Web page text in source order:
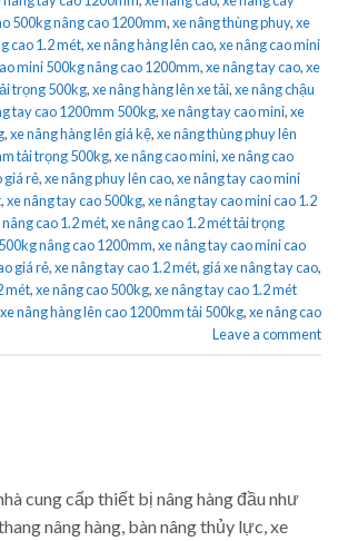
500kg nâng cao 1200mm,xe nâng thùng phuy,xe
cao 1.2 mét,xe nâng hàng lên cao,xe nâng cao mini
mini 500kg nâng cao 1200mm,xe nâng tay cao,xe
trọng 500kg,xe nâng hàng lên xe tải,xe nâng chậu
tay cao 1200mm 500kg,xe nâng tay cao mini,xe
,xe nâng hàng lên giá kệ,xe nâng thùng phuy lên
tải trọng 500kg,xe nâng cao mini,xe nâng cao
giá rẻ,xe nâng phuy lên cao,xe nâng tay cao mini
,xe nâng tay cao 500kg,xe nâng tay cao mini cao 1.2
cao 1.2 mét,xe nâng cao 1.2 mét tải trọng
nâng cao 1200mm,xe nâng tay cao mini cao
giá rẻ,xe nâng tay cao 1.2 mét, giá xe nâng tay cao,
mét,xe nâng cao 500kg,xe nâng tay cao 1.2 mét
xe nâng hàng lên cao 1200mm tải 500kg,xe nâng cao
Leave a comment
cung cấp thiết bị nâng hàng đầu như
nâng hàng, bàn nâng thủy lực, xe